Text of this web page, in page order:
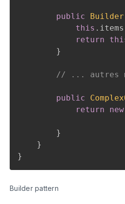
public Builder
this . items
return
}
// ... autres
public
return
new
}
}
}
Builder pattern